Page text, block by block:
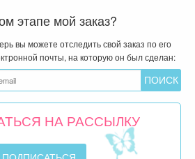
этапе мой заказ?
вы можете отследить свой заказ по его
почты, на которую он был сделан:
НА РАССЫЛКУ